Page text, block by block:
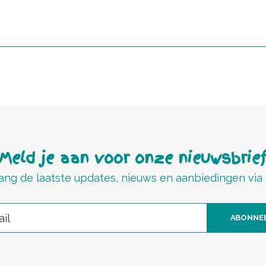
je aan voor onze
de laatste updates, nieuws en aanbiedingen via